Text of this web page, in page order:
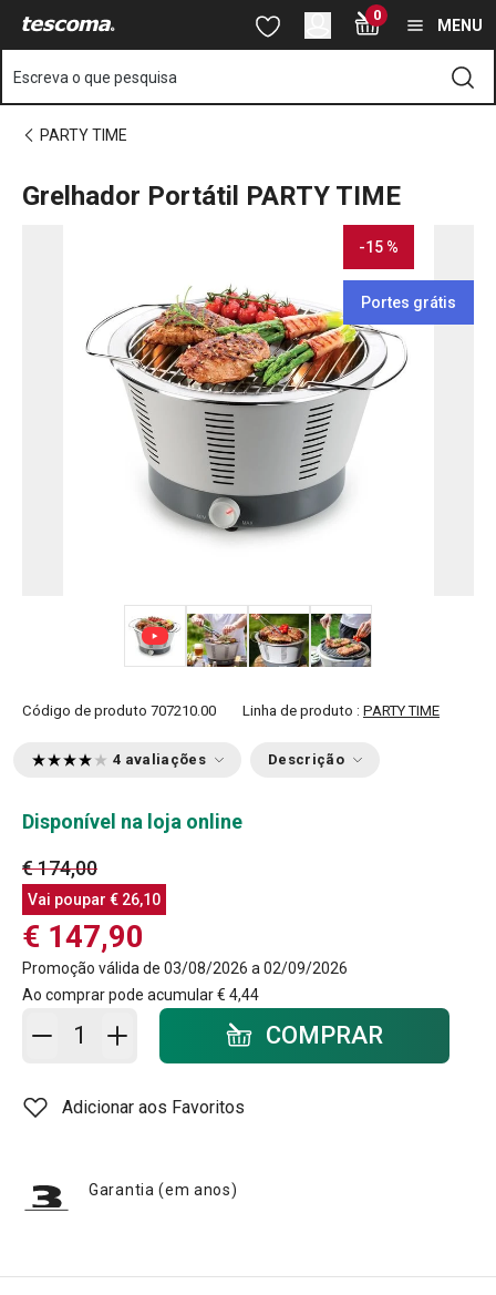
Está na página ✓Grelhador Portátil PARTY TIME
Saltar para o conteúdo principal
Saltar para a pesquisa
Saltar para a navegação 0
MENU
Escreva o que pesquisa
PARTY TIME
Grelhador Portátil PARTY TIME
-15 %
Portes grátis
Código de produto 707210.00 Linha de produto : PARTY TIME
4 avaliações Descrição
Disponível na loja online
€ 174,00
Vai poupar € 26,10
€ 147,90
Promoção válida de 03/08/2026 a 02/09/2026
Ao comprar pode acumular€ 4,44
Adicionar ao carrinho - quantidadeCOMPRAR
Adicionar aos Favoritos
Garantia (em anos)